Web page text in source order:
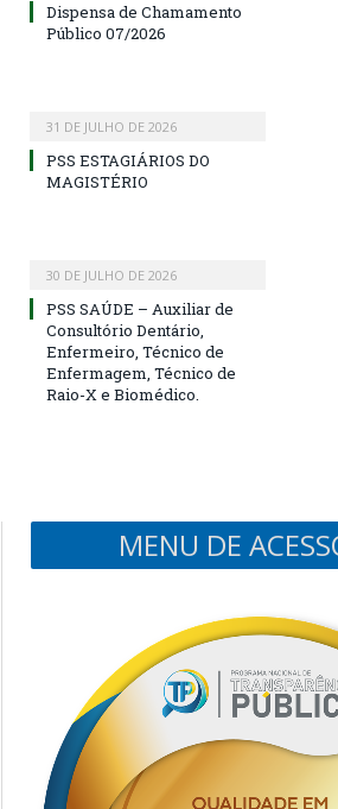
Dispensa de Chamamento
Público 07/2026
31 DE JULHO DE 2026
PSS ESTAGIÁRIOS DO
MAGISTÉRIO
30 DE JULHO DE 2026
PSS SAÚDE – Auxiliar de
Consultório Dentário,
Enfermeiro, Técnico de
Enfermagem, Técnico de
Raio-X e Biomédico.
MENU DE